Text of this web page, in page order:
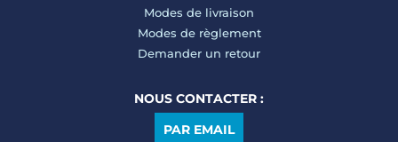
Modes de livraison
Modes de règlement
Demander un retour
NOUS CONTACTER :
PAR EMAIL